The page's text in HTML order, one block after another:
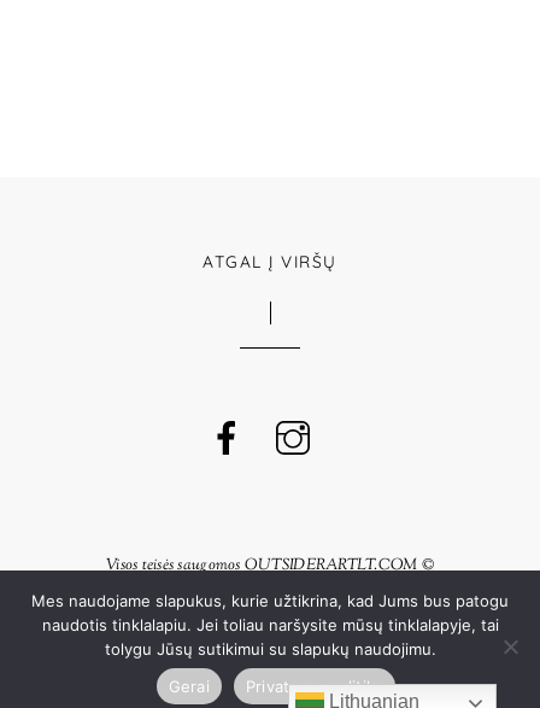
ATGAL Į VIRŠŲ
Visos teisės saugomos OUTSIDERARTLT.COM ©
Taisyklės
Parama Privatumo Politika
Powered byiGenyx
Lithuanian
Mes naudojame slapukus, kurie užtikrina, kad Jums bus patogu
naudotis tinklalapiu. Jei toliau naršysite mūsų tinklalapyje, tai
tolygu Jūsų sutikimui su slapukų naudojimu.
Gerai
Privatumo politika